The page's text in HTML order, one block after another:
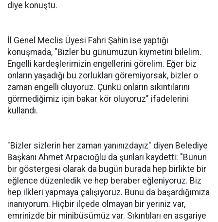
diye konuştu.
İl Genel Meclis Üyesi Fahri Şahin ise yaptığı
konuşmada, "Bizler bu günümüzün kıymetini bilelim.
Engelli kardeşlerimizin engellerini görelim. Eğer biz
onların yaşadığı bu zorlukları göremiyorsak, bizler o
zaman engelli oluyoruz. Çünkü onların sıkıntılarını
görmediğimiz için bakar kör oluyoruz" ifadelerini
kullandı.
"Bizler sizlerin her zaman yanınızdayız" diyen Belediye
Başkanı Ahmet Arpacıoğlu da şunları kaydetti: "Bunun
bir göstergesi olarak da bugün burada hep birlikte bir
eğlence düzenledik ve hep beraber eğleniyoruz. Biz
hep ilkleri yapmaya çalışıyoruz. Bunu da başardığımıza
inanıyorum. Hiçbir ilçede olmayan bir yeriniz var,
emrinizde bir minibüsümüz var. Sıkıntıları en asgariye